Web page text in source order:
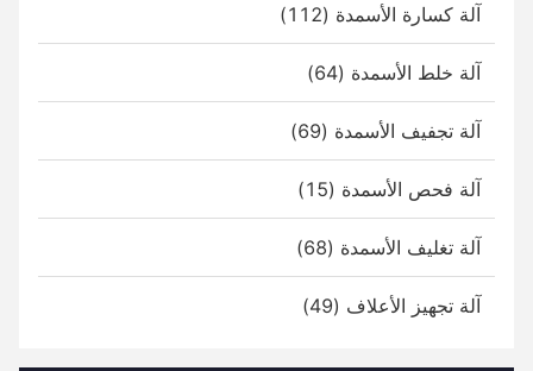
آلة كسارة الأسمدة (112)
آلة خلط الأسمدة (64)
آلة تجفيف الأسمدة (69)
آلة فحص الأسمدة (15)
آلة تغليف الأسمدة (68)
آلة تجهيز الأعلاف (49)